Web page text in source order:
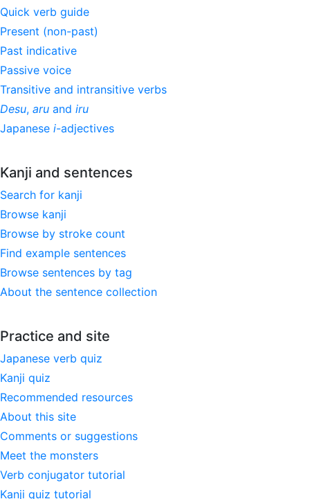
Quick verb guide
Present (non-past)
Past indicative
Passive voice
Transitive and intransitive verbs
Desu, aru and iru
Japanese i-adjectives
Kanji and sentences
Search for kanji
Browse kanji
Browse by stroke count
Find example sentences
Browse sentences by tag
About the sentence collection
Practice and site
Japanese verb quiz
Kanji quiz
Recommended resources
About this site
Comments or suggestions
Meet the monsters
Verb conjugator tutorial
Kanji quiz tutorial